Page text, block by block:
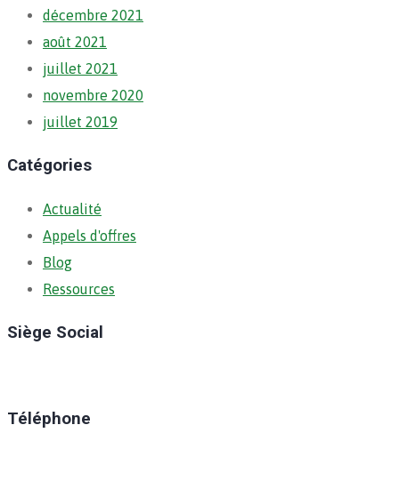
décembre 2021
août 2021
juillet 2021
novembre 2020
juillet 2019
Catégories
Actualité
Appels d'offres
Blog
Ressources
Siège Social
Téléphone